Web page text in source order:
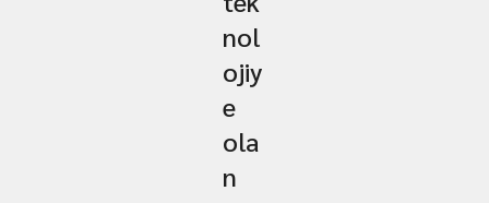
nol
ojiy
e
ola
n